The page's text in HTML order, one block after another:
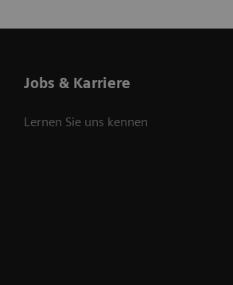
Jobs & Karriere
Lernen Sie uns kennen